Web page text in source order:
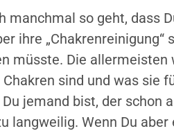
manchmal so geht, dass
ihre
müsste. Die
sind und was sie
jemand bist, der schon
langweilig. Wenn Du